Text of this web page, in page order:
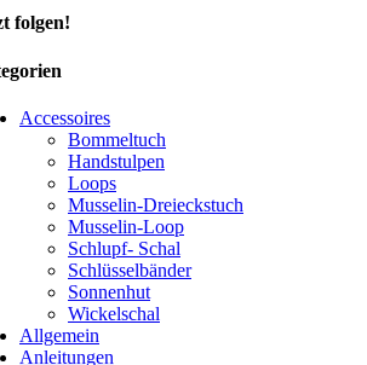
folgen!
Accessoires
Bommeltuch
Handstulpen
Loops
Musselin-Dreieckstuch
Musselin-Loop
Schlupf- Schal
Schlüsselbänder
Sonnenhut
Wickelschal
Allgemein
Anleitungen